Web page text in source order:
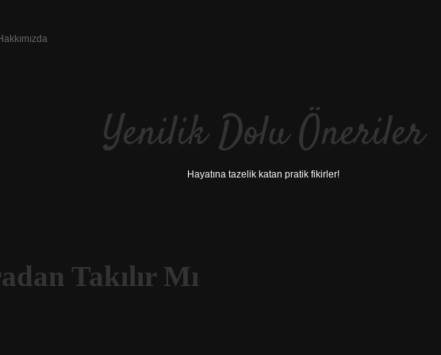
Yenilik Dolu Öneriler
Hayatına tazelik katan pratik fikirler!
Takılır Mı